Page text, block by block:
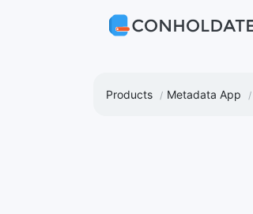
Products Metadata App